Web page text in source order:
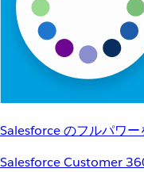
Salesforce のフルパワ
Salesforce Customer